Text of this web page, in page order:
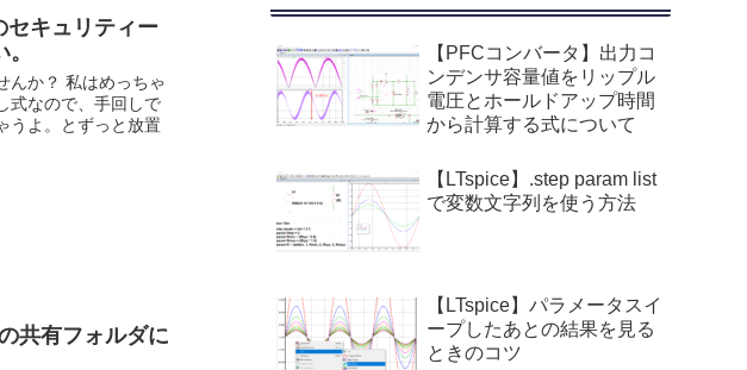
セキュリティー
んか？ 私はめっちゃ
式なので、手回しで
うよ。とずっと放置
共有フォルダに
【PFCコンバータ】出力コ
ンデンサ容量値をリップル
電圧とホールドアップ時間
から計算する式について
【LTspice】.step param list
で変数文字列を使う方法
【LTspice】パラメータスイ
ープしたあとの結果を見る
ときのコツ